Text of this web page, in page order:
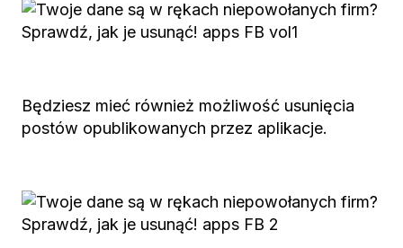
Będziesz mieć również możliwość usunięcia
postów opublikowanych przez aplikacje.